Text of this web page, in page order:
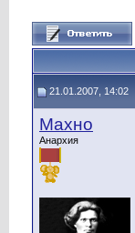
21.01.2007, 14:02
Махно
Анархия